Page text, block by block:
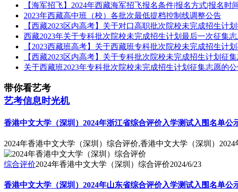
【海军招飞】2024年西藏海军招飞报名条件|报名方式|报名时
2023年西藏高中班（校）各批次最低提档控制线调整公告
【西藏2023区内高考】关于对口高职批次院校未完成招生计
西藏2023年关于专科批次院校未完成招生计划最后一次征集志
【2023西藏班高考】关于西藏班专科批次院校未完成招生计
【西藏2023区内高考】关于专科批次院校未完成招生计划征
关于西藏班2023年专科批次院校未完成招生计划征集志愿的公
带你看艺考
艺考信息时光机
香港中文大学（深圳）2024年浙江省综合评价入学测试入围名单公
2024年香港中文大学（深圳）综合评价,香港中文大学（深圳）
综合评价2024年香港中文大学（深圳）综合评价2024/6/23
香港中文大学（深圳）2024年山东省综合评价入学测试入围名单公